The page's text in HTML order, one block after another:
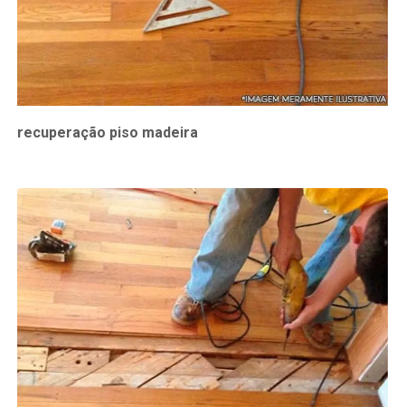
recuperação piso madeira